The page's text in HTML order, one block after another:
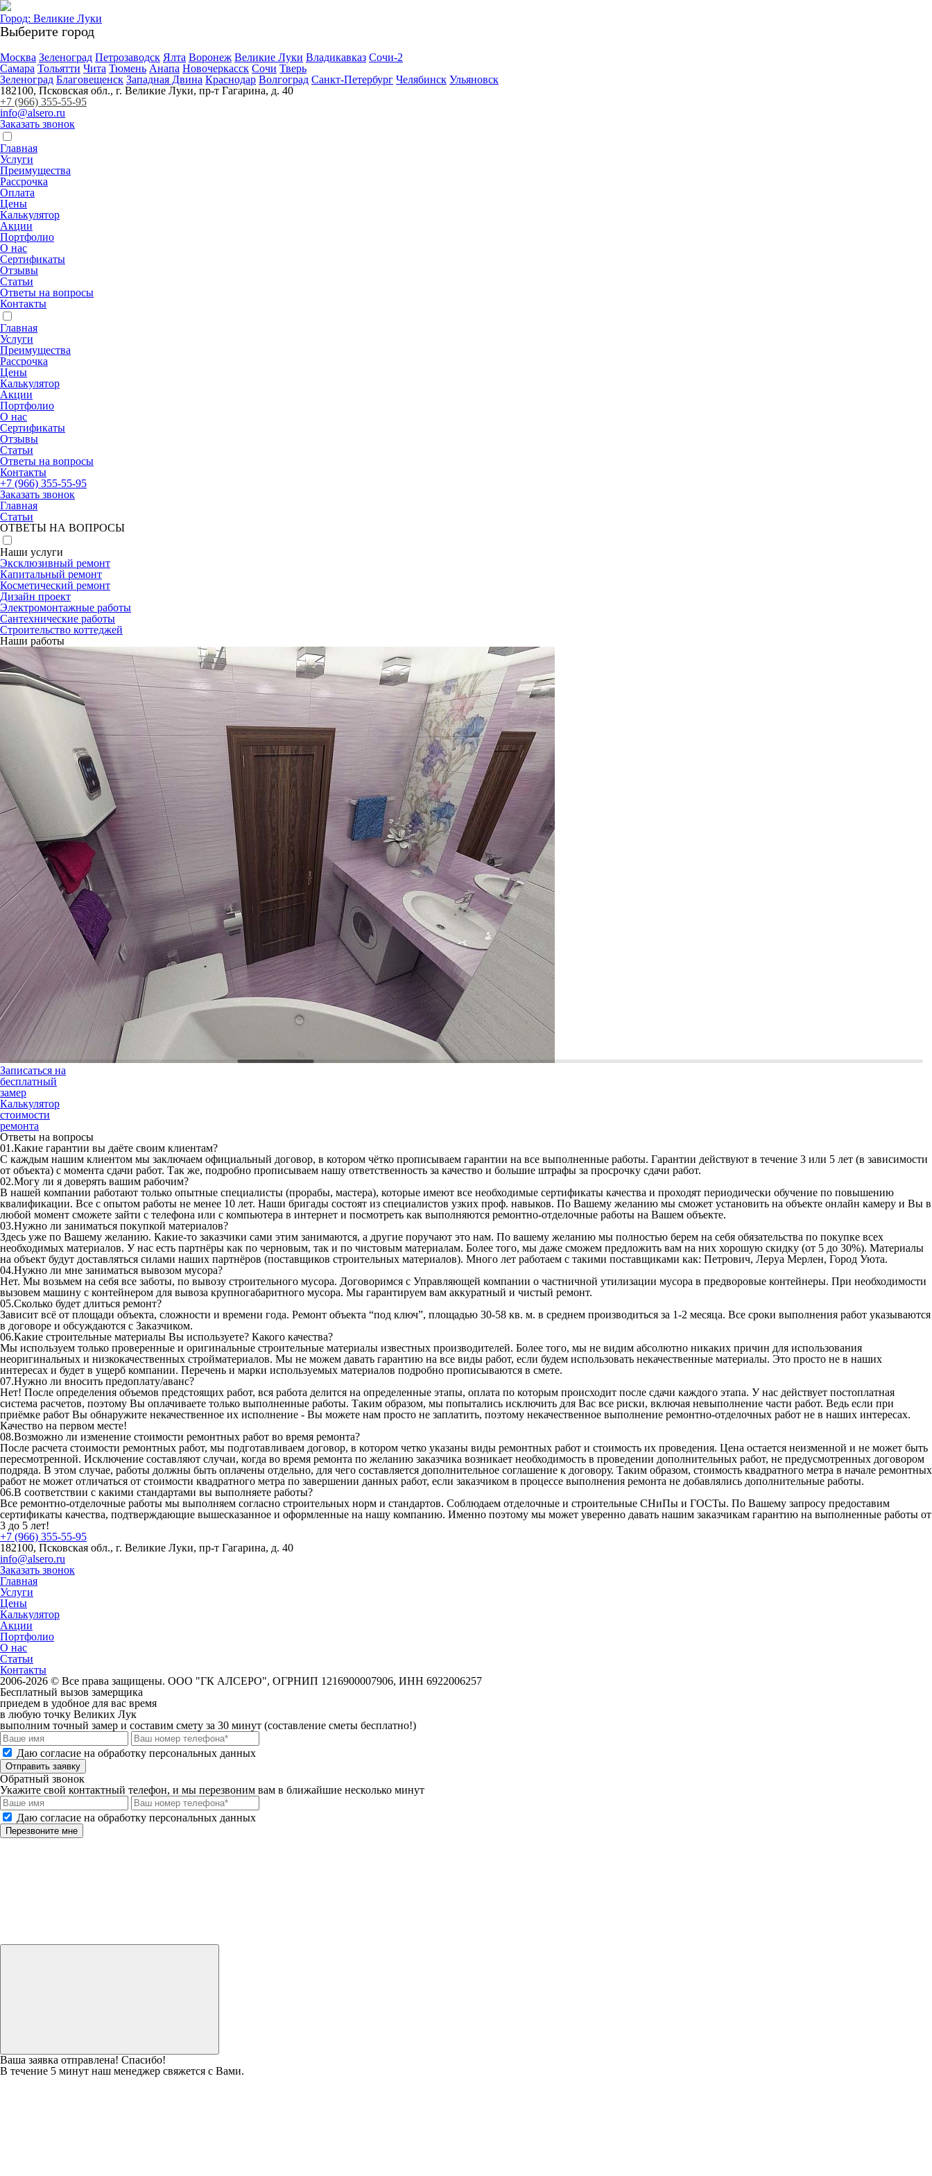
Город: Великие Луки
Выберите город
Москва Зеленоград Петрозаводск Ялта Воронеж Великие Луки Владикавказ Сочи-2
Самара Тольятти Чита Тюмень Анапа Новочеркасск Сочи Тверь
Зеленоград Благовещенск Западная Двина Краснодар Волгоград Санкт-Петербург Челябинск Ульяновск
182100, Псковская обл., г. Великие Луки, пр-т Гагарина, д. 40
+7 (966) 355-55-95
info@alsero.ru
Заказать звонок
Главная
Услуги
Преимущества
Рассрочка
Оплата
Цены
Калькулятор
Акции
Портфолио
О нас
Сертификаты
Отзывы
Статьи
Ответы на вопросы
Контакты
Главная
Услуги
Преимущества
Рассрочка
Цены
Калькулятор
Акции
Портфолио
О нас
Сертификаты
Отзывы
Статьи
Ответы на вопросы
Контакты
+7 (966) 355-55-95
Заказать звонок
Главная
Статьи
ОТВЕТЫ НА ВОПРОСЫ
Наши услуги
Эксклюзивный ремонт
Капитальный ремонт
Косметический ремонт
Дизайн проект
Электромонтажные работы
Сантехнические работы
Строительство коттеджей
Наши работы
Записаться на
бесплатный
замер
Калькулятор
стоимости
ремонта
Ответы на вопросы
01.Какие гарантии вы даёте своим клиентам?
С каждым нашим клиентом мы заключаем официальный договор, в котором чётко прописываем гарантии на все выполненные работы. Гарантии действуют в течение 3 или 5 лет (в зависимости
от объекта) с момента сдачи работ. Так же, подробно прописываем нашу ответственность за качество и большие штрафы за просрочку сдачи работ.
02.Могу ли я доверять вашим рабочим?
В нашей компании работают только опытные специалисты (прорабы, мастера), которые имеют все необходимые сертификаты качества и проходят периодически обучение по повышению
квалификации. Все с опытом работы не менее 10 лет. Наши бригады состоят из специалистов узких проф. навыков. По Вашему желанию мы сможет установить на объекте онлайн камеру и Вы в
любой момент сможете зайти с телефона или с компьютера в интернет и посмотреть как выполняются ремонтно-отделочные работы на Вашем объекте.
03.Нужно ли заниматься покупкой материалов?
Здесь уже по Вашему желанию. Какие-то заказчики сами этим занимаются, а другие поручают это нам. По вашему желанию мы полностью берем на себя обязательства по покупке всех
необходимых материалов. У нас есть партнёры как по черновым, так и по чистовым материалам. Более того, мы даже сможем предложить вам на них хорошую скидку (от 5 до 30%). Материалы
на объект будут доставляться силами наших партнёров (поставщиков строительных материалов). Много лет работаем с такими поставщиками как: Петрович, Леруа Мерлен, Город Уюта.
04.Нужно ли мне заниматься вывозом мусора?
Нет. Мы возьмем на себя все заботы, по вывозу строительного мусора. Договоримся с Управляющей компании о частничной утилизации мусора в предворовые контейнеры. При необходимости
вызовем машину с контейнером для вывоза крупногабаритного мусора. Мы гарантируем вам аккуратный и чистый ремонт.
05.Сколько будет длиться ремонт?
Зависит всё от площади объекта, сложности и времени года. Ремонт объекта “под ключ”, площадью 30-58 кв. м. в среднем производиться за 1-2 месяца. Все сроки выполнения работ указываются
в договоре и обсуждаются с Заказчиком.
06.Какие строительные материалы Вы используете? Какого качества?
Мы используем только проверенные и оригинальные строительные материалы известных производителей. Более того, мы не видим абсолютно никаких причин для использования
неоригинальных и низкокачественных стройматериалов. Мы не можем давать гарантию на все виды работ, если будем использовать некачественные материалы. Это просто не в наших
интересах и будет в ущерб компании. Перечень и марки используемых материалов подробно прописываются в смете.
07.Нужно ли вносить предоплату/аванс?
Нет! После определения объемов предстоящих работ, вся работа делится на определенные этапы, оплата по которым происходит после сдачи каждого этапа. У нас действует постоплатная
система расчетов, поэтому Вы оплачиваете только выполненные работы. Таким образом, мы попытались исключить для Вас все риски, включая невыполнение части работ. Ведь если при
приёмке работ Вы обнаружите некачественное их исполнение - Вы можете нам просто не заплатить, поэтому некачественное выполнение ремонтно-отделочных работ не в наших интересах.
Качество на первом месте!
08.Возможно ли изменение стоимости ремонтных работ во время ремонта?
После расчета стоимости ремонтных работ, мы подготавливаем договор, в котором четко указаны виды ремонтных работ и стоимость их проведения. Цена остается неизменной и не может быть
пересмотренной. Исключение составляют случаи, когда во время ремонта по желанию заказчика возникает необходимость в проведении дополнительных работ, не предусмотренных договором
подряда. В этом случае, работы должны быть оплачены отдельно, для чего составляется дополнительное соглашение к договору. Таким образом, стоимость квадратного метра в начале ремонтных
работ не может отличаться от стоимости квадратного метра по завершении данных работ, если заказчиком в процессе выполнения ремонта не добавлялись дополнительные работы.
06.В соответствии с какими стандартами вы выполняете работы?
Все ремонтно-отделочные работы мы выполняем согласно строительных норм и стандартов. Соблюдаем отделочные и строительные СНиПы и ГОСТы. По Вашему запросу предоставим
сертификаты качества, подтверждающие вышесказанное и оформленные на нашу компанию. Именно поэтому мы может уверенно давать нашим заказчикам гарантию на выполненные работы от
3 до 5 лет!
+7 (966) 355-55-95
182100, Псковская обл., г. Великие Луки, пр-т Гагарина, д. 40
info@alsero.ru
Заказать звонок
Главная
Услуги
Цены
Калькулятор
Акции
Портфолио
О нас
Статьи
Контакты
2006-2026 © Все права защищены. ООО "ГК АЛСЕРО", ОГРНИП 1216900007906, ИНН 6922006257
Бесплатный вызов замерщика
приедем в удобное для вас время
в любую точку Великих Лук
выполним точный замер и составим смету за 30 минут (составление сметы бесплатно!)
Даю согласие на обработку персональных данных
Отправить заявку
Обратный звонок
Укажите свой контактный телефон, и мы перезвоним вам в ближайшие несколько минут
Даю согласие на обработку персональных данных
Перезвоните мне
Ваша заявка отправлена! Спасибо!
В течение 5 минут наш менеджер свяжется с Вами.